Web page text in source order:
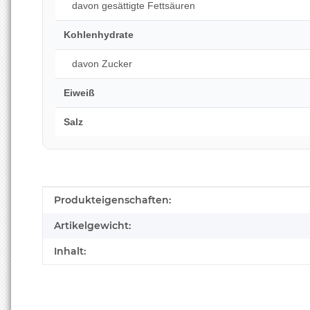
davon gesättigte Fettsäuren
Kohlenhydrate
davon Zucker
Eiweiß
Salz
Produkteigenschaft
Wert
Produkteigenschaften:
Artikelgewicht:
Inhalt: